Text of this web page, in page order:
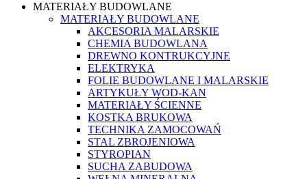
MATERIAŁY BUDOWLANE
MATERIAŁY BUDOWLANE
AKCESORIA MALARSKIE
CHEMIA BUDOWLANA
DREWNO KONTRUKCYJNE
ELEKTRYKA
FOLIE BUDOWLANE I MALARSKIE
ARTYKUŁY WOD-KAN
MATERIAŁY ŚCIENNE
KOSTKA BRUKOWA
TECHNIKA ZAMOCOWAŃ
STAL ZBROJENIOWA
STYROPIAN
SUCHA ZABUDOWA